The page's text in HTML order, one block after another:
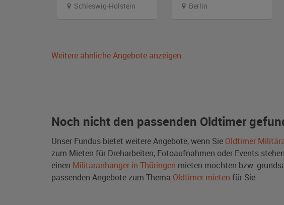
Schleswig-Holstein
Berlin
Weitere ähnliche Angebote anzeigen
Noch nicht den passenden Oldtimer
Unser Fundus bietet weitere Angebote, wenn Sie Oldtimer
zum Mieten für Dreharbeiten, Fotoaufnahmen oder Events
einen Militäranhänger in Thüringen mieten möchten bzw.
passenden Angebote zum Thema Oldtimer mieten für Sie.